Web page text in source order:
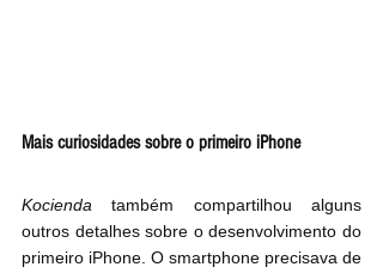
Mais curiosidades sobre o primeiro iPhone
Kocienda também compartilhou alguns
outros detalhes sobre o desenvolvimento do
primeiro iPhone. O smartphone precisava de